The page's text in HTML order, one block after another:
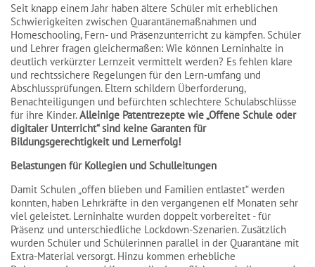
Seit knapp einem Jahr haben ältere Schüler mit erheblichen
Schwierigkeiten zwischen Quarantänemaßnahmen und
Homeschooling, Fern- und Präsenzunterricht zu kämpfen. Schüler
und Lehrer fragen gleichermaßen: Wie können Lerninhalte in
deutlich verkürzter Lernzeit vermittelt werden? Es fehlen klare
und rechtssichere Regelungen für den Lern-umfang und
Abschlussprüfungen. Eltern schildern Überforderung,
Benachteiligungen und befürchten schlechtere Schulabschlüsse
für ihre Kinder.Alleinige Patentrezepte wie „Offene Schule oder
digitaler Unterricht“ sind keine Garanten für
Bildungsgerechtigkeit und Lernerfolg!
Belastungen für Kollegien und Schulleitungen
Damit Schulen „offen blieben und Familien entlastet“ werden
konnten, haben Lehrkräfte in den vergangenen elf Monaten sehr
viel geleistet. Lerninhalte wurden doppelt vorbereitet - für
Präsenz und unterschiedliche Lockdown-Szenarien. Zusätzlich
wurden Schüler und Schülerinnen parallel in der Quarantäne mit
Extra-Material versorgt. Hinzu kommen erhebliche